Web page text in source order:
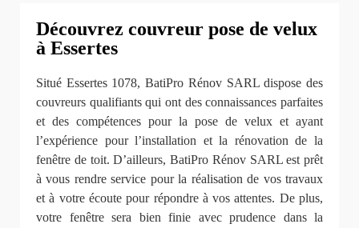
Découvrez couvreur pose de velux
à Essertes
Situé Essertes 1078, BatiPro Rénov SARL dispose des
couvreurs qualifiants qui ont des connaissances parfaites
et des compétences pour la pose de velux et ayant
l’expérience pour l’installation et la rénovation de la
fenêtre de toit. D’ailleurs, BatiPro Rénov SARL est prêt
à vous rendre service pour la réalisation de vos travaux
et à votre écoute pour répondre à vos attentes. De plus,
votre fenêtre sera bien finie avec prudence dans la